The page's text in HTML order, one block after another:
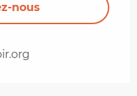
nous